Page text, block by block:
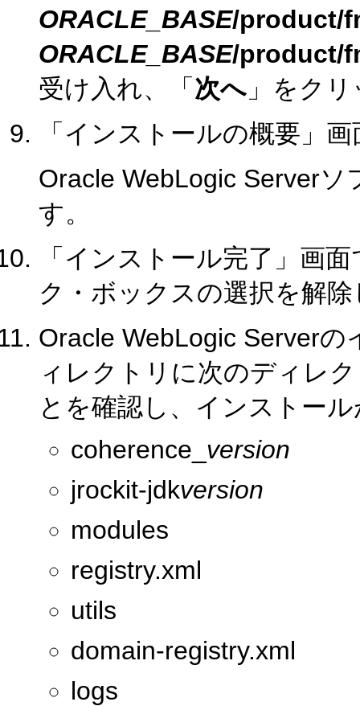
ORACLE_BASE/product/
ORACLE_BASE/product/
受け入れ、「次へ 」をク
「インストールの概要」
Oracle WebLogic Server
す。
「インストール完了」画
ク・ボックスの選択を解
Oracle WebLogic Server
ィレクトリに次のディレ
とを確認し、インストー
coherence_ version
jrockit-jdkversion
modules
registry.xml
utils
domain-registry.xml
logs